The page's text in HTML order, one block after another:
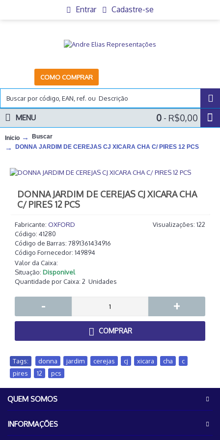
Entrar Cadastre-se
COMO COMPRAR
0 - R$0,00
MENU
Inicio
Buscar
DONNA JARDIM DE CEREJAS CJ XICARA CHA C/ PIRES 12 PCS
DONNA JARDIM DE CEREJAS CJ XICARA CHA
C/ PIRES 12 PCS
Visualizações: 122
Fabricante: OXFORD
Código: 41280
Código de Barras: 7891361434916
Código Fornecedor: 149894
Valor da Caixa:
Situação: Disponivel
Quantidade por Caixa: 2 Unidades
- +
COMPRAR
Tags: donna jardim cerejas cj xicara cha c
pires
12 pcs
QUEM SOMOS
INFORMAÇÕES